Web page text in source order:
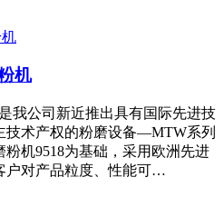
机
我公司新近推出具有国际先进技
技术产权的粉磨设备—MTW系列
机9518为基础，采用欧洲先进
户对产品粒度、性能可…